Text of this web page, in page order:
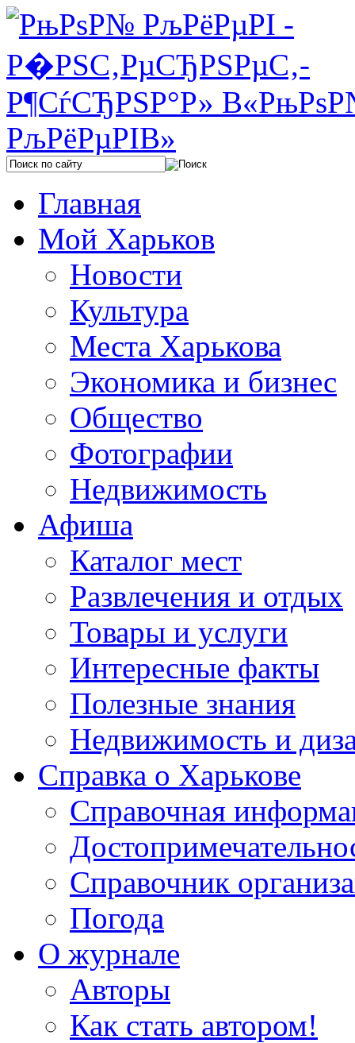
Главная
Мой Харьков
Новости
Культура
Места Харькова
Экономика и бизнес
Общество
Фотографии
Недвижимость
Афиша
Каталог мест
Развлечения и отдых
Товары и услуги
Интересные факты
Полезные знания
Недвижимость и
Справка о Харькове
Справочная
Справочник
Погода
О журнале
Авторы
Как стать автором!